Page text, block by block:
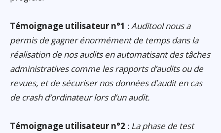
Témoignage utilisateur n°1 : Auditool nous a
permis de gagner énormément de temps dans la
réalisation de nos audits en automatisant des tâches
administratives comme les rapports d’audits ou de
revues, et de sécuriser nos données d’audit en cas
de crash d’ordinateur lors d’un audit.
Témoignage utilisateur n°2 : La phase de test